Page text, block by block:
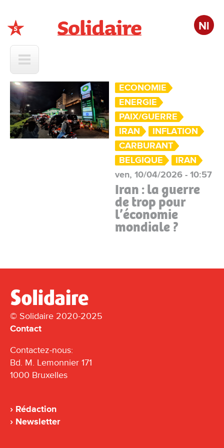
Nl
ECONOMIE
ENERGIE
PAIX/GUERRE
IRAN
INFLATION
CARBURANT
BELGIQUE
IRAN
ven, 10/04/2026 - 10:57
Iran : la guerre
de trop pour
l’économie
mondiale ?
© Solidaire 2020-2025
Contact
Contactez-nous:
Bd. M. Lemonnier 171
1000 Bruxelles
Rédaction
Newsletter